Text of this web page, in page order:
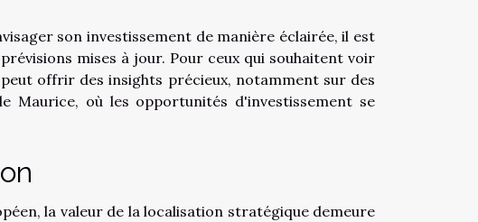
son investissement de manière éclairée, il est
mises à jour. Pour ceux qui souhaitent voir
offrir des insights précieux, notamment sur des
Maurice, où les opportunités d'investissement se
la valeur de la localisation stratégique demeure